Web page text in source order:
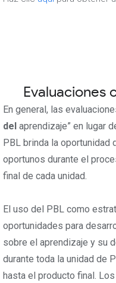
Evaluaciones
En general, las
del aprendizaje” en lugar
PBL brinda la
oportunos durante el
final de cada unidad.
El uso del PBL como
oportunidades para
sobre el aprendizaje y su
durante toda la unidad de
hasta el producto final.